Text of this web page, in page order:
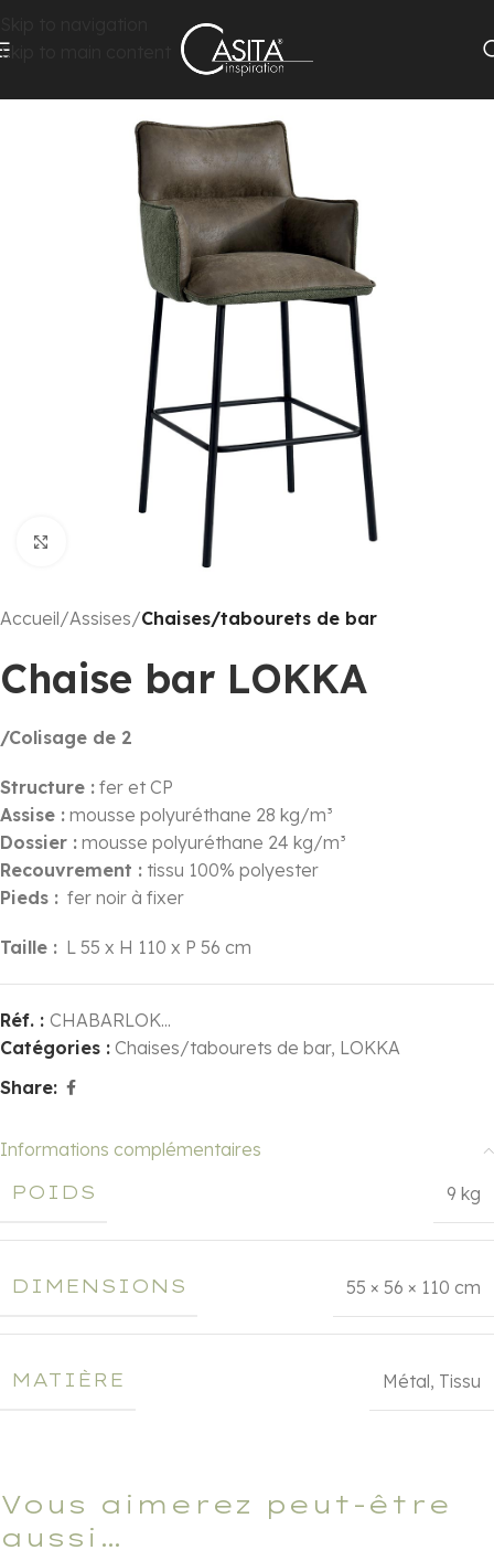
Skip to main content
Accueil Assises Chaises/tabourets de bar
Chaise bar LOKKA
/Colisage de 2
Structure : fer et CP
Assise : mousse polyuréthane 28 kg/m³
Dossier : mousse polyuréthane 24 kg/m³
Recouvrement : tissu 100% polyester
Pieds : fer noir à fixer
Taille : L 55 x H 110 x P 56 cm
Réf. : CHABARLOK...
Catégories : Chaises/tabourets de bar, LOKKA
Share:
Informations complémentaires
POIDS
9 kg
DIMENSIONS 55 × 56 × 110 cm
MATIÈRE Métal, Tissu
Vous aimerez peut-être
aussi…